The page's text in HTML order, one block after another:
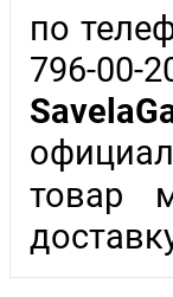
по
796-00-
товар